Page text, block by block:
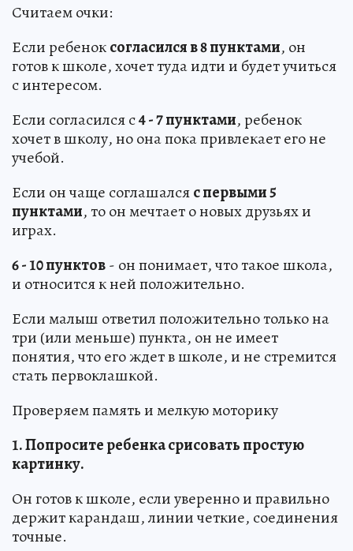
Считаем очки:
Если ребеноксогласился в 8 пунктами, он
готов к школе, хочет туда идти и будет учиться
с интересом.
Если согласился с4 - 7 пунктами, ребенок
хочет в школу, но она пока привлекает его не
учебой.
Если он чаще соглашалсяс первыми 5
пунктами, то он мечтает о новых друзьях и
играх.
6 - 10 пунктов- он понимает, что такое школа,
и относится к ней положительно.
Если малыш ответил положительно только на
три (или меньше) пункта, он не имеет
понятия, что его ждет в школе, и не стремится
стать первоклашкой.
Проверяем память и мелкую моторику
1. Попросите ребенка срисовать простую
картинку.
Он готов к школе, если уверенно и правильно
держит карандаш, линии четкие, соединения
точные.